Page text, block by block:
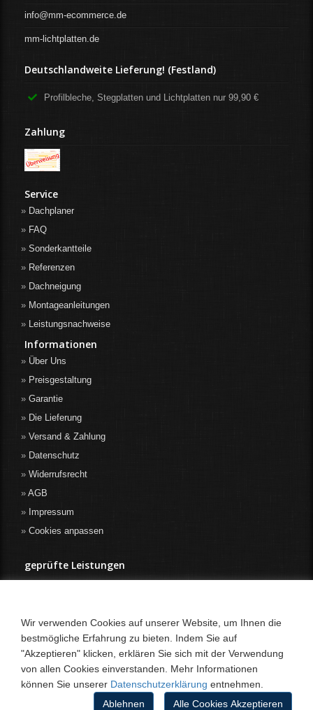
info@mm-ecommerce.de
mm-lichtplatten.de
Deutschlandweite Lieferung! (Festland)
Profilbleche, Stegplatten und Lichtplatten nur 99,90 €
Zahlung
Service
Dachplaner
FAQ
Sonderkantteile
Referenzen
Dachneigung
Montageanleitungen
Leistungsnachweise
Informationen
Über Uns
Preisgestaltung
Garantie
Die Lieferung
Versand & Zahlung
Datenschutz
Widerrufsrecht
AGB
Impressum
Cookies anpassen
geprüfte Leistungen
Wir verwenden Cookies auf unserer Website, um Ihnen die
bestmögliche Erfahrung zu bieten. Indem Sie auf
"Akzeptieren" klicken, erklären Sie sich mit der Verwendung
von allen Cookies einverstanden. Mehr Informationen
können Sie unserer Datenschutzerklärung entnehmen.
Alle Cookies Akzeptieren
Ablehnen